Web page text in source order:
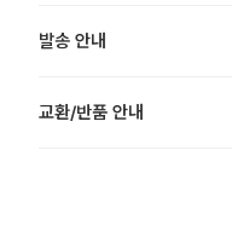
발송 안내
교환/반품 안내